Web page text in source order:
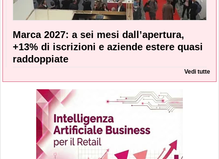
Marca 2027: a sei mesi dall’apertura,
+13% di iscrizioni e aziende estere quasi
raddoppiate
Vedi tutte